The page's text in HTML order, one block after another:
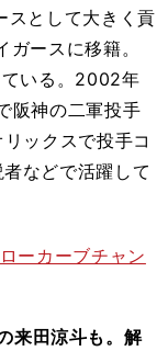
スとして大きく貢
ースに移籍。
いる。2002年
阪神の二軍投手
ックスで投手コ
などで活躍して
ーカーブチャン
来田涼斗も。解